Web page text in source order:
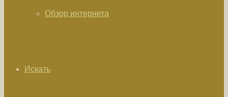
Обзор интернета
Искать